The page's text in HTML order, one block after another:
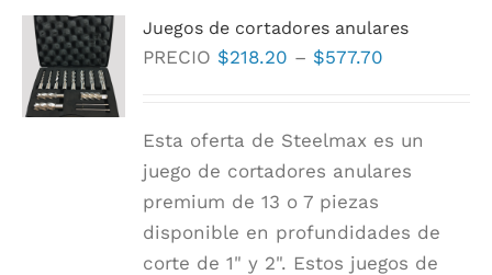
Juegos de cortadores anulares
PRECIO $218.20 – $577.70
$218.20
a
Esta oferta de Steelmax es un
juego de cortadores anulares
premium de 13 o 7 piezas
disponible en profundidades de
corte de 1" y 2". Estos juegos de